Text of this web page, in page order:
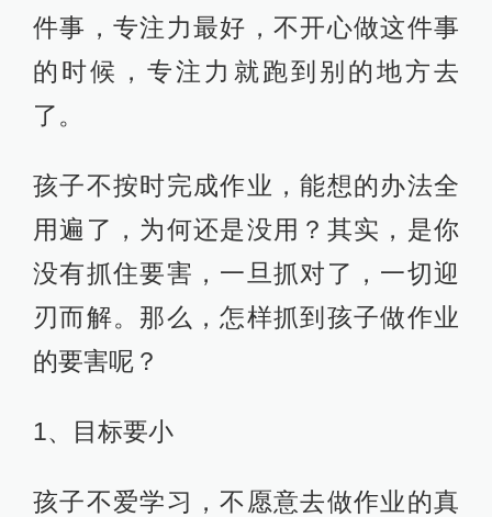
件事，专注力最好，不开心做这件事
的时候，专注力就跑到别的地方去
了。
孩子不按时完成作业，能想的办法全
用遍了，为何还是没用？其实，是你
没有抓住要害，一旦抓对了，一切迎
刃而解。那么，怎样抓到孩子做作业
的要害呢？
1、目标要小
孩子不爱学习，不愿意去做作业的真